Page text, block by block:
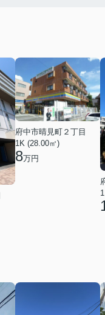
府中市晴見町２丁目
1K (28.00㎡)
8万円